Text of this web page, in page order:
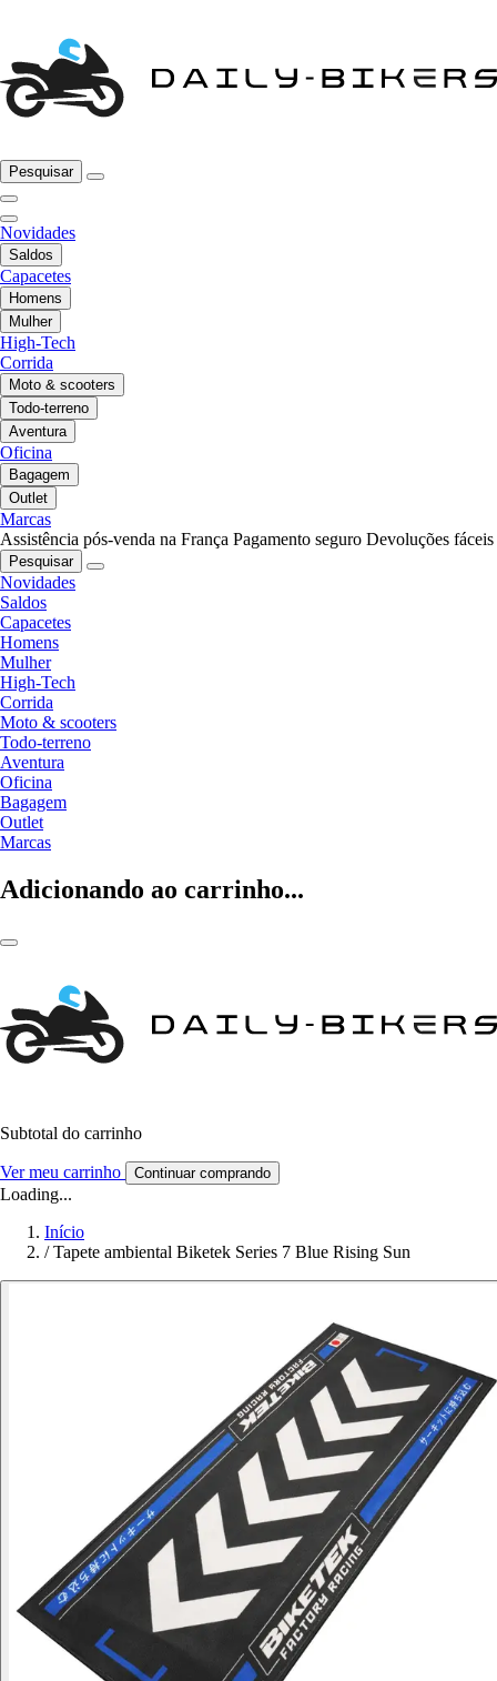
Pesquisar
Novidades
Saldos
Capacetes
Homens
Mulher
High-Tech
Corrida
Moto & scooters
Todo-terreno
Aventura
Oficina
Bagagem
Outlet
Marcas
Assistência pós-venda na França Pagamento seguro Devoluções fáceis
Pesquisar
Novidades
Saldos
Capacetes
Homens
Mulher
High-Tech
Corrida
Moto & scooters
Todo-terreno
Aventura
Oficina
Bagagem
Outlet
Marcas
Adicionando ao carrinho...
Subtotal do carrinho
Ver meu carrinho Continuar comprando
Loading...
Início
/ Tapete ambiental Biketek Series 7 Blue Rising Sun